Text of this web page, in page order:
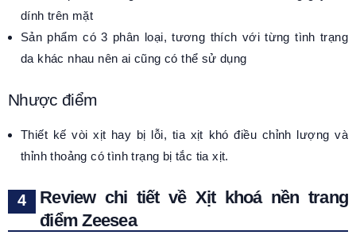
dính trên mặt
Sản phẩm có 3 phân loại, tương thích với từng tình trạng
da khác nhau nên ai cũng có thể sử dụng
Nhược điểm
Thiết kế vòi xịt hay bị lỗi, tia xịt khó điều chỉnh lượng và
thỉnh thoảng có tình trạng bị tắc tia xịt.
Review chi tiết về Xịt khoá nền trang
điểm Zeesea